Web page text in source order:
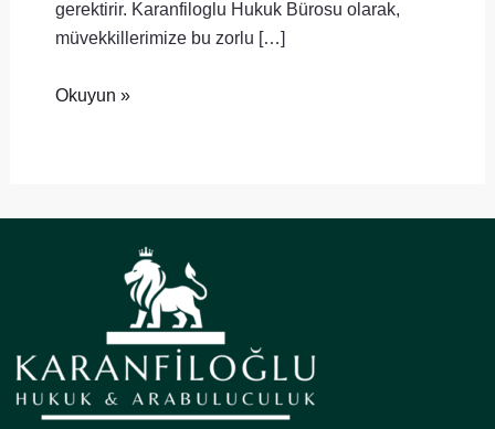
gerektirir. Karanfiloglu Hukuk Bürosu olarak,
müvekkillerimize bu zorlu […]
Okuyun »